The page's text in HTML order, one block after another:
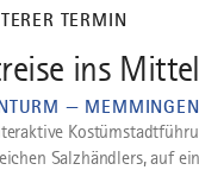
TERMIN
ins
— MEMMINGEN
Salzhändlers, auf